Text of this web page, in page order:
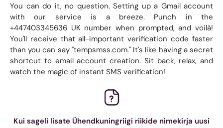
You can do it, no question. Setting up a Gmail account
with our service is a breeze. Punch in the
+447403345636 UK number when prompted, and voilà!
You'll receive that all-important verification code faster
than you can say "tempsmss.com." It's like having a secret
shortcut to email account creation. Sit back, relax, and
watch the magic of instant SMS verification!
Kui sageli lisate Ühendkuningriigi riikide nimekirja uusi